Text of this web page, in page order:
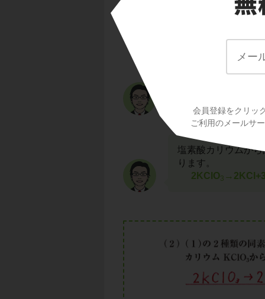
会員登録をクリッ
ご利用のメールサ
注意しなければい
「２つの気体のうち
塩素酸カリウムか
ります。
2KClO3